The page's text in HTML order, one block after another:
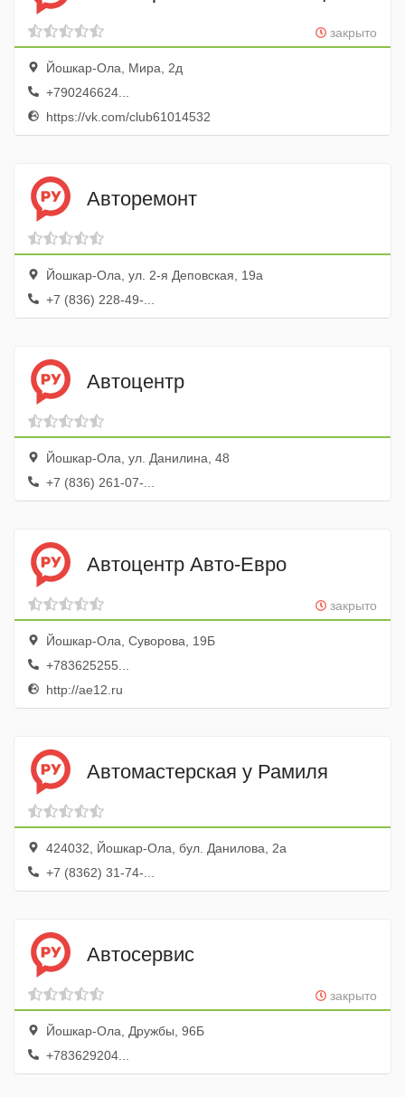
закрыто
Йошкар-Ола, Мира, 2д
+790246624...
https://vk.com/club61014532
Авторемонт
Йошкар-Ола, ул. 2-я Деповская, 19а
+7 (836) 228-49-...
Автоцентр
Йошкар-Ола, ул. Данилина, 48
+7 (836) 261-07-...
Автоцентр Авто-Евро
закрыто
Йошкар-Ола, Суворова, 19Б
+783625255...
http://ae12.ru
Автомастерская у Рамиля
424032, Йошкар-Ола, бул. Данилова, 2а
+7 (8362) 31-74-...
Автосервис
закрыто
Йошкар-Ола, Дружбы, 96Б
+783629204...